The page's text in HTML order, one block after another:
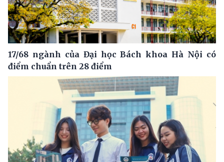
17/68 ngành của Đại học Bách khoa Hà Nội có
điểm chuẩn trên 28 điểm